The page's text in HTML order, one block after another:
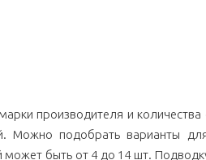
производителя и
Можно подобрать варианты
может быть от 4 до 14 шт.